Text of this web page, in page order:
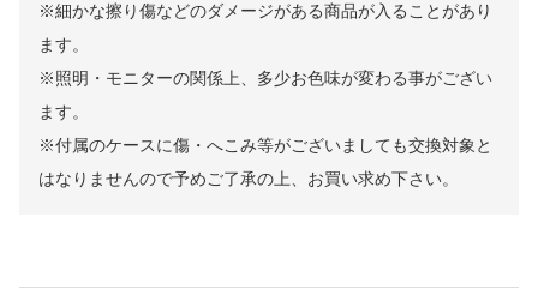
※細かな擦り傷などのダメージがある商品が入ることがあり
ます。
※照明・モニターの関係上、多少お色味が変わる事がござい
ます。
※付属のケースに傷・へこみ等がございましても交換対象と
はなりませんので予めご了承の上、お買い求め下さい。